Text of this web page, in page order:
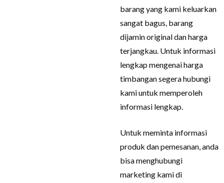
barang yang kami keluarkan
sangat bagus, barang
dijamin original dan harga
terjangkau. Untuk informasi
lengkap mengenai harga
timbangan segera hubungi
kami untuk memperoleh
informasi lengkap.
Untuk meminta informasi
produk dan pemesanan, anda
bisa menghubungi
marketing kami di